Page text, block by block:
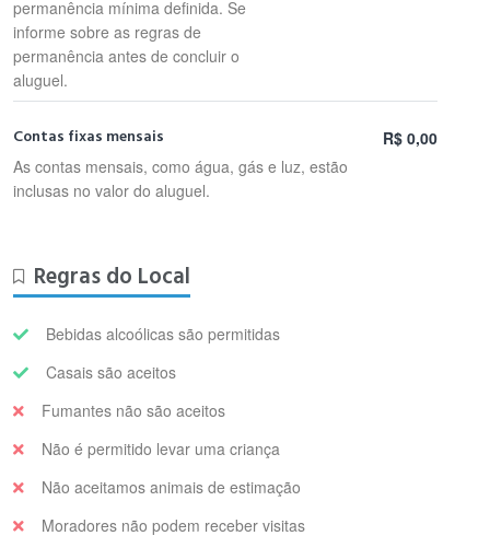
permanência mínima definida. Se
informe sobre as regras de
permanência antes de concluir o
aluguel.
Contas fixas mensais
As contas mensais, como água, gás e luz, estão
inclusas no valor do aluguel.
R$ 0,00
Regras do Local
Bebidas alcoólicas são permitidas
Casais são aceitos
Fumantes não são aceitos
Não é permitido levar uma criança
Não aceitamos animais de estimação
Moradores não podem receber visitas